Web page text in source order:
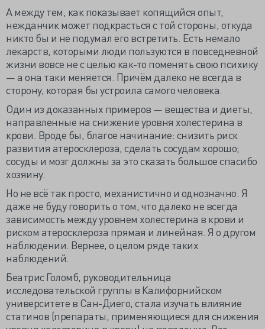
А между тем, как показывает копящийся опыт,
нежданчик может подкрасться с той стороны, откуда
никто бы и не подумал его встретить. Есть немало
лекарств, которыми люди пользуются в повседневной
жизни вовсе не с целью как-то поменять свою психику
— а она таки меняется. Причём далеко не всегда в
сторону, которая бы устроила самого человека.
Один из доказанных примеров — вещества и диеты,
направленные на снижение уровня холестерина в
крови. Вроде бы, благое начинание: снизить риск
развития атеросклероза, сделать сосудам хорошо;
сосуды и мозг должны за это сказать большое спасибо
хозяину.
Но не всё так просто, механистично и однозначно. Я
даже не буду говорить о том, что далеко не всегда
зависимость между уровнем холестерина в крови и
риском атеросклероза прямая и линейная. Я о другом
наблюдении. Вернее, о целом ряде таких
наблюдений.
Беатрис Голомб, руководительница
исследовательской группы в Калифорнийском
университете в Сан-Диего, стала изучать влияние
статинов (препараты, применяющиеся для снижения